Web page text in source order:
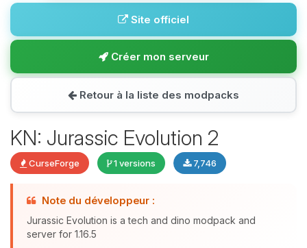
Site officiel
Créer mon serveur
Retour à la liste des modpacks
KN: Jurassic Evolution 2
CurseForge 1 versions 7,746
Note du développeur :
Jurassic Evolution is a tech and dino modpack and
server for 1.16.5
Youpi, enfin quelqu’un pour me
parler ! Moi c’est Choupy, ton petit
assistant BoxToPlay. Dis-moi ce dont
tu as besoin et je vais remuer mes